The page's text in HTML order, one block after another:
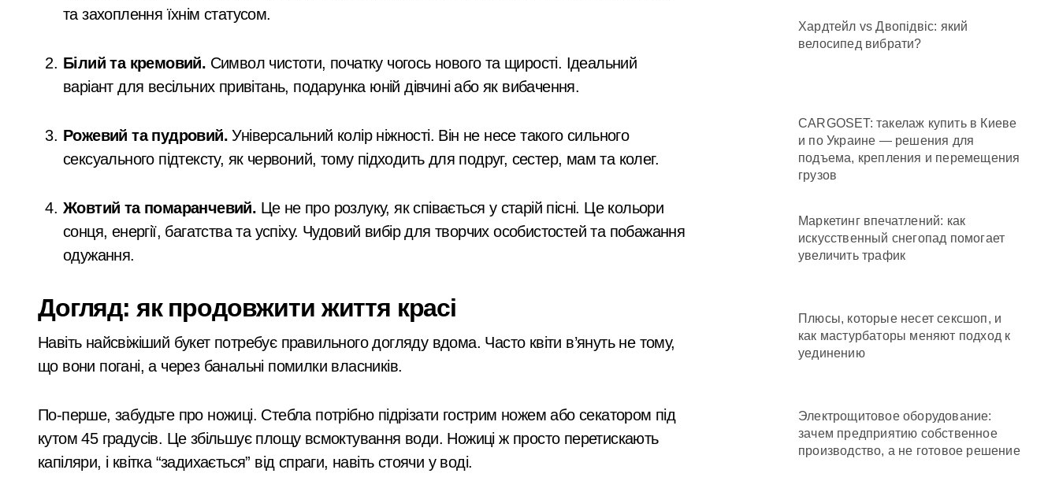
та захоплення їхнім статусом.
Білий та кремовий. Символ чистоти, початку чогось нового та щирості. Ідеальний
варіант для весільних привітань, подарунка юній дівчині або як вибачення.
Рожевий та пудровий. Універсальний колір ніжності. Він не несе такого сильного
сексуального підтексту, як червоний, тому підходить для подруг, сестер, мам та колег.
Жовтий та помаранчевий. Це не про розлуку, як співається у старій пісні. Це кольори
сонця, енергії, багатства та успіху. Чудовий вибір для творчих особистостей та побажання
одужання.
Догляд: як продовжити життя красі
Навіть найсвіжіший букет потребує правильного догляду вдома. Часто квіти в’януть не тому,
що вони погані, а через банальні помилки власників.
По-перше, забудьте про ножиці. Стебла потрібно підрізати гострим ножем або секатором під
кутом 45 градусів. Це збільшує площу всмоктування води. Ножиці ж просто перетискають
капіляри, і квітка “задихається” від спраги, навіть стоячи у воді.
Хардтейл vs Двопідвіс: який
велосипед вибрати?
CARGOSET: такелаж купить в Киеве
и по Украине — решения для
подъема, крепления и перемещения
грузов
Маркетинг впечатлений: как
искусственный снегопад помогает
увеличить трафик
Плюсы, которые несет сексшоп, и
как мастурбаторы меняют подход к
уединению
Электрощитовое оборудование:
зачем предприятию собственное
производство, а не готовое решение